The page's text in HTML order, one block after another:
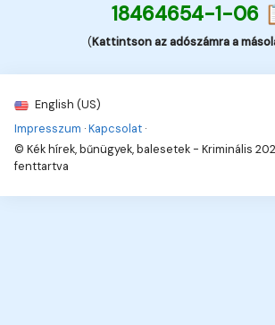
18464654-1-06
(Kattintson az adószámra a
English (US)
Impresszum ·Kapcsolat ·
© Kék hírek, bűnügyek, balesetek - Kriminális
fenttartva